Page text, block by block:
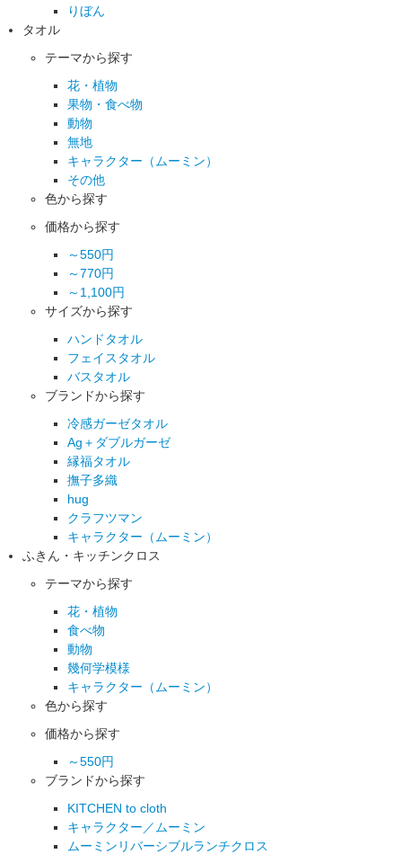
りぼん
タオル
テーマから探す
花・植物
果物・食べ物
動物
無地
キャラクター（ムーミン）
その他
色から探す
価格から探す
～550円
～770円
～1,100円
サイズから探す
ハンドタオル
フェイスタオル
バスタオル
ブランドから探す
冷感ガーゼタオル
Ag＋ダブルガーゼ
縁福タオル
撫子多織
hug
クラフツマン
キャラクター（ムーミン）
ふきん・キッチンクロス
テーマから探す
花・植物
食べ物
動物
幾何学模様
キャラクター（ムーミン）
色から探す
価格から探す
～550円
ブランドから探す
KITCHEN to cloth
キャラクター／ムーミン
ムーミンリバーシブルランチクロス